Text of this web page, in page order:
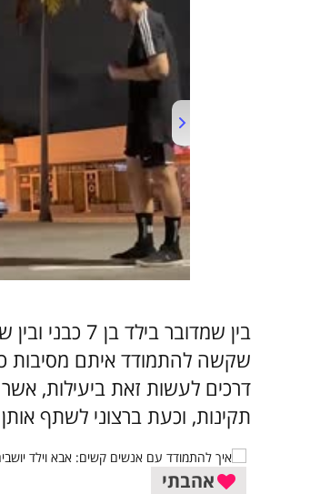
בין שמדובר
דרכים לעשות זאת ביעילות,
תקינות, וכעת ברצוני לשתף
אהבתי